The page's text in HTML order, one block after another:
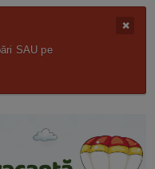
SAU pe